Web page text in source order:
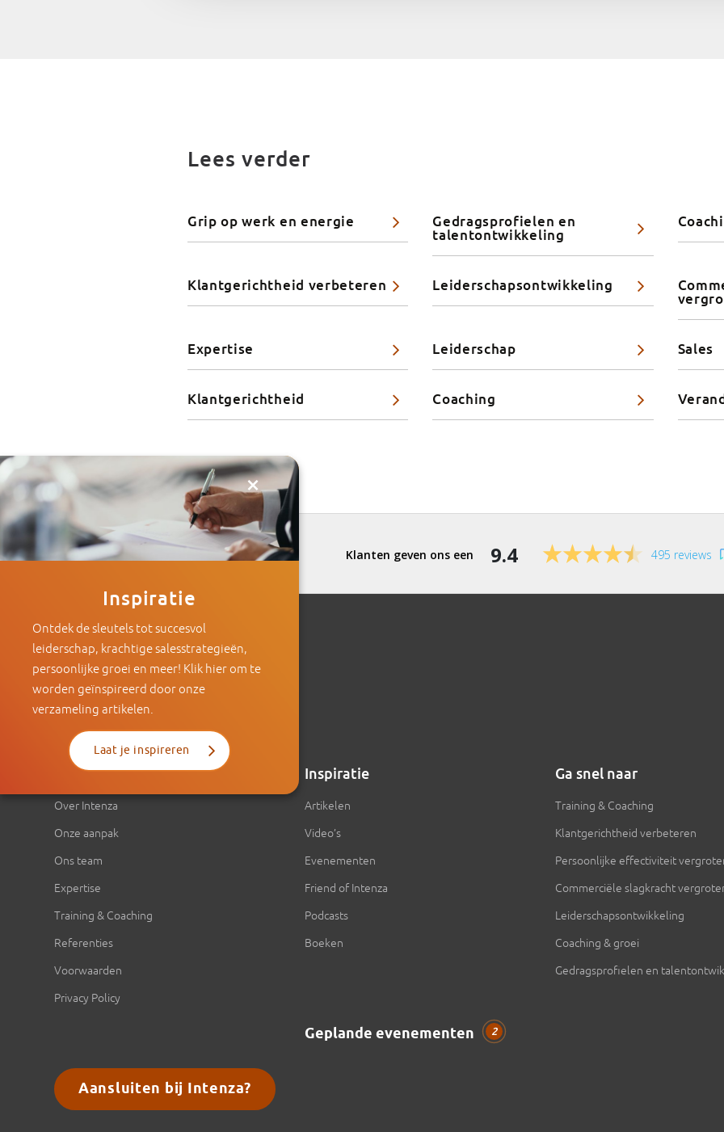
Lees verder
Grip op werk en energie
Gedragsprofielen en
talentontwikkeling
Klantgerichtheid verbeteren Leiderschapsontwikkeling
Expertise Leiderschap Sales
Klantgerichtheid Coaching
×
Inspiratie
Ontdek de sleutels tot succesvol
leiderschap, krachtige salesstrategieën,
persoonlijke groei en meer! Klik hier om te
worden geïnspireerd door onze
verzameling artikelen.
Laat je inspireren
9.4 495 reviews
Intenza
Over Intenza
Onze aanpak
Ons team
Expertise
Training & Coaching
Referenties
Voorwaarden
Privacy Policy
Aansluiten bij Intenza?
Inspiratie
Artikelen
Video’s
Evenementen
Friend of Intenza
Podcasts
Boeken
Geplande evenementen 2
Ga snel naar
Training & Coaching
Klantgerichtheid verbeteren
Persoonlijke effectiviteit
Commerciële slagkracht
Leiderschapsontwikkeling
Coaching & groei
Gedragsprofielen en